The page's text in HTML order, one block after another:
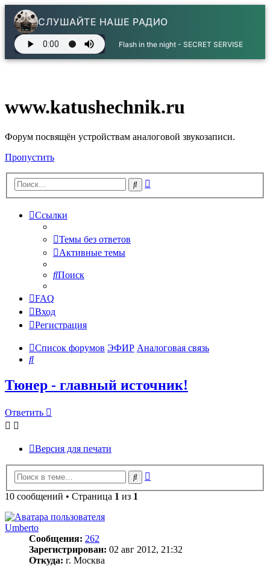
СЛУШАЙТЕ НАШЕ РАДИО
Flash in the night - SECRET SERVISE
www.katushechnik.ru
Форум посвящён устройствам аналоговой звукозаписи.
Пропустить
Поиск
Ссылки
Темы без ответов
Активные темы
Поиск
FAQ
Вход
Регистрация
Список форумов ЭФИР Аналоговая связь
Поиск
Тюнер - главный источник!
Ответить
Версия для печати
Поиск
10 сообщений • Страница 1 из 1
Umberto
Сообщения: 262
Зарегистрирован: 02 авг 2012, 21:32
Откуда: г. Москва